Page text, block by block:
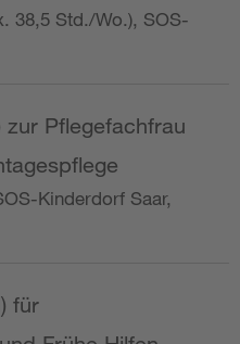
38,5 Std./Wo.), SOS-
Pflegefachfrau
Kinderdorf Saar,
für